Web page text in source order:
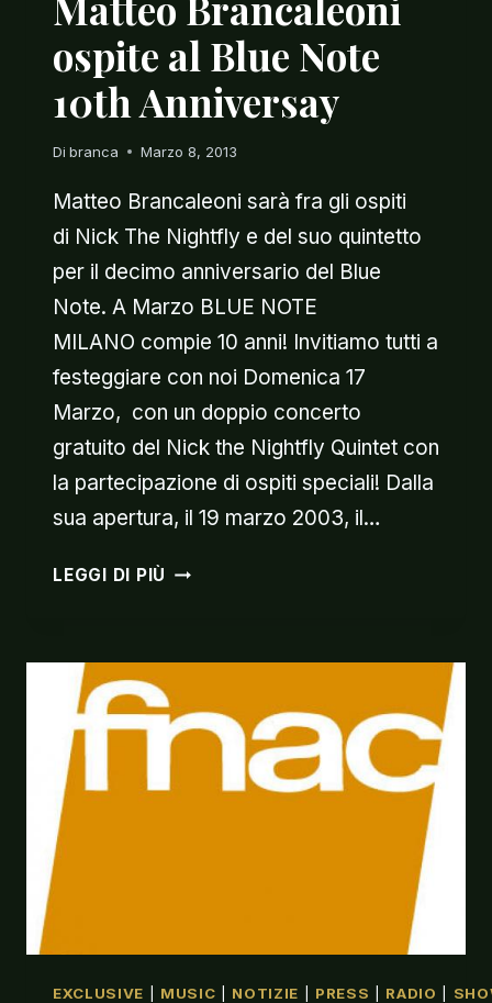
ospite al Blue Note
10th Anniversay
Di branca Marzo 8, 2013
Matteo Brancaleoni sarà fra gli ospiti
di Nick The Nightfly e del suo quintetto
per il decimo anniversario del Blue
Note. A Marzo BLUE NOTE
MILANO compie 10 anni! Invitiamo tutti a
festeggiare con noi Domenica 17
Marzo, con un doppio concerto
gratuito del Nick the Nightfly Quintet con
la partecipazione di ospiti speciali! Dalla
sua apertura, il 19 marzo 2003, il…
LEGGI DI PIÙ MATTEO
NOTE
10TH
ANNIVERSAY
EXCLUSIVE MUSIC NOTIZIE PRESS RADIO